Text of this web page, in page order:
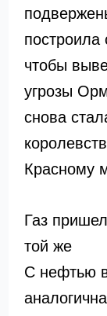
построила
чтобы
угрозы
снова
Красному
Газ
той же
С нефтью